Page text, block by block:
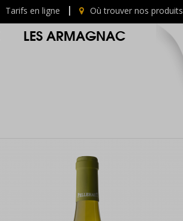
Tarifs en ligne Où trouver nos produits
LES ARMAGNAC